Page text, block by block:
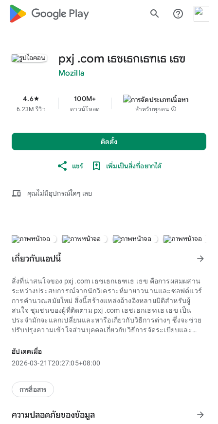
google_logo Play search help_outline
pxj .com เธชเธกเธฑเธ เธฃ
Mozilla
4.6star
6.23M รีวิว
100M+
ดาวน์โหลด สำหรับทุกคน info
ติดตั้ง
แชร์ เพิ่มเป็นสิ่งที่อยากได้
devices คุณไม่มีอุปกรณ์ใดๆ เลย
เกี่ยวกับแอปนี้ arrow_forward
สิ่งที่น่าสนใจของ pxj .com เธชเธกเธฑเธ เธฃ คือการผสมผสาน
ระหว่างประสบการณ์จากนักวิเคราะห์มายาวนานและซอฟต์แวร์
การคำนวณสมัยใหม่ สิ่งนี้สร้างแหล่งอ้างอิงหลายมิติสำหรับผู้
สนใจ ชุมชนของผู้ที่ติดตาม pxj .com เธชเธกเธฑเธ เธฃ เป็น
ประจำมักจะแลกเปลี่ยนและหารือเกี่ยวกับวิธีการต่างๆ ซึ่งจะช่วย
ปรับปรุงความเข้าใจส่วนบุคคลเกี่ยวกับวิธีการจัดระเบียบและ
ความถูกต้องและความน่าดึงดูดของธีมถือเป็นจุดแข็งของบรรทัด
pxj .com เธชเธกเธฑเธ เธฃ ผู้พัฒนาใช้ความพยายามอย่างมาก
หรือการเผชิญหน้ากับสัตว์ประหลาด สิ่งนี้จะสร้างการเชื่อมโยง
ทางอารมณ์และเพิ่มความตื่นเต้นให้กับผู้เล่นเมื่อรับชมการเผชิญ
แม้ว่า pxj .com เธชเธกเธฑเธ เธฃ จะมอบประสบการณ์ความ
อัปเดตเมื่อ
2026-03-21T20:27:05+08:00
การสื่อสาร
ความปลอดภัยของข้อมูล arrow_forward